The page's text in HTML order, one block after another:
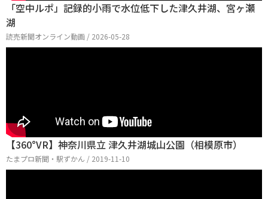
「空中ルポ」記録的小雨で水位低下した津久井湖、宮ヶ瀬
湖
読売新聞オンライン動画 / 2026-05-28
【360°VR】神奈川県立 津久井湖城山公園（相模原市）
たまプロ新聞・駅ずかん / 2019-11-10